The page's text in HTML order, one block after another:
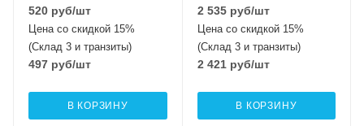
520 руб/шт
Цена со скидкой 15%
(Склад 3 и транзиты)
497 руб/шт
В КОРЗИНУ
2 535руб/шт
Цена со скидкой 15%
(Склад 3 и транзиты)
2 421руб/шт
В КОРЗИНУ